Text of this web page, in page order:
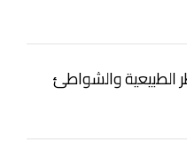
الطبيعية والشواطئ